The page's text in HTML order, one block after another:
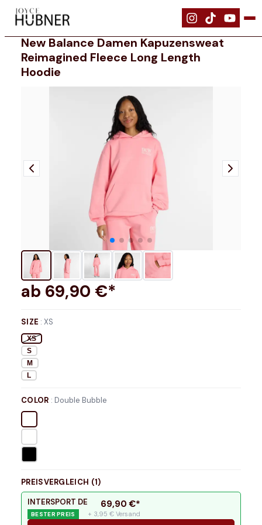
| Bekleidung NEW BALANCE Damen Kapuzensweat Reimagined
New Balance Damen Kapuzensweat
Reimagined Fleece Long Length
Hoodie
ab 69,90 €*
SIZE :XS
XS
S
M
L
COLOR : Double Bubble
PREISVERGLEICH (1)
INTERSPORT DE
BESTER PREIS
69,90 €*
+ 3,95 € Versand